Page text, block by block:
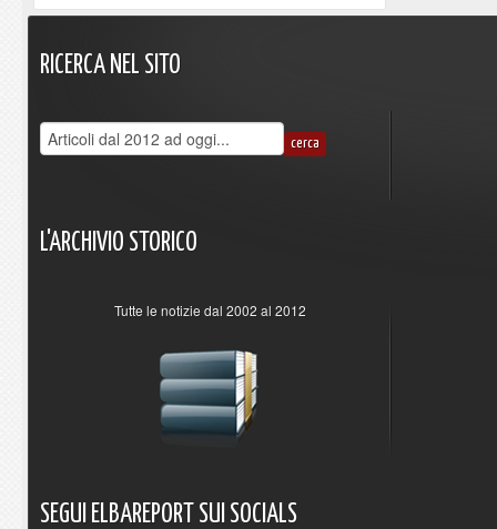
RICERCA NEL SITO
L'ARCHIVIO STORICO
Tutte le notizie dal 2002 al 2012
SEGUI ELBAREPORT SUI SOCIALS